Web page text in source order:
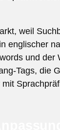
weil
englischer
und der
Tags, die